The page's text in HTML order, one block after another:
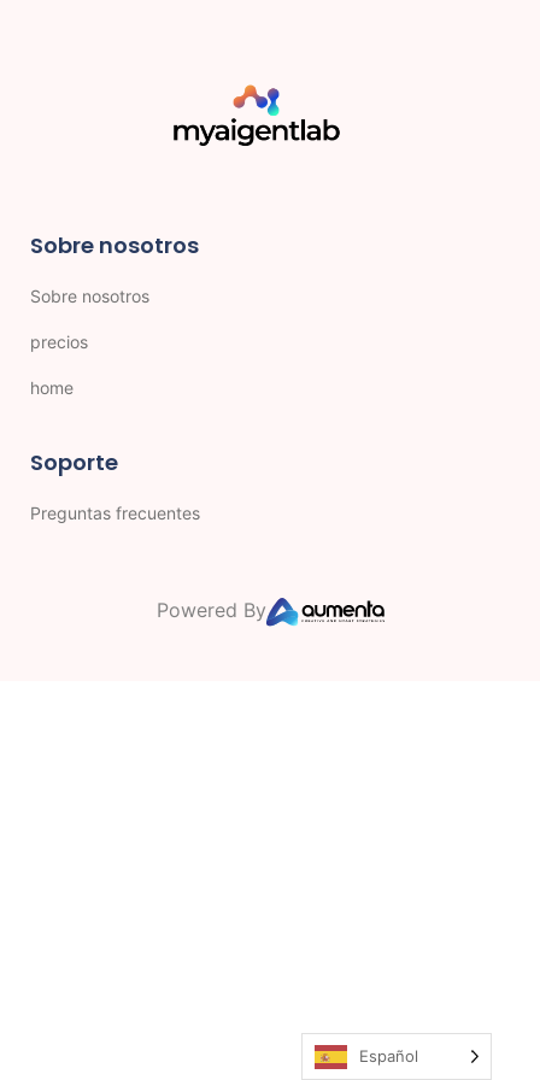
Sobre nosotros
Sobre nosotros
precios
home
Soporte
Preguntas frecuentes
Powered By
Español